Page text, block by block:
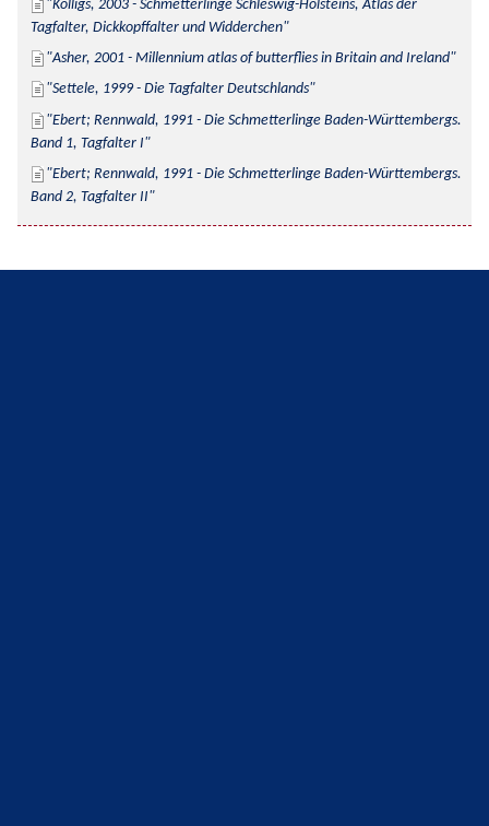
Kolligs, 2003 - Schmetterlinge Schleswig-Holsteins, Atlas der
Tagfalter, Dickkopffalter und Widderchen
Asher, 2001 - Millennium atlas of butterflies in Britain and Ireland
Settele, 1999 - Die Tagfalter Deutschlands
Ebert; Rennwald, 1991 - Die Schmetterlinge Baden-Württembergs.
Band 1, Tagfalter I
Ebert; Rennwald, 1991 - Die Schmetterlinge Baden-Württembergs.
Band 2, Tagfalter II